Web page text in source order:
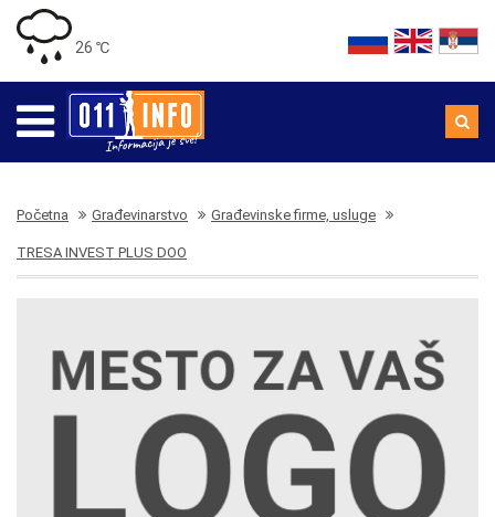
26 ℃
Početna Građevinarstvo Građevinske firme, usluge
TRESA INVEST PLUS DOO